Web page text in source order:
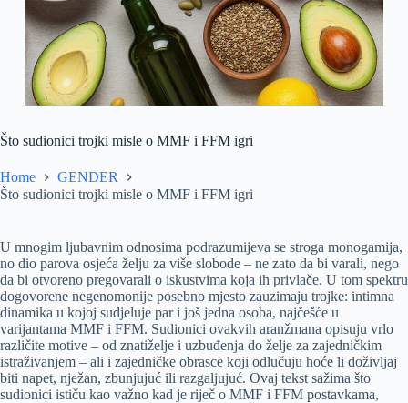
Što sudionici trojki misle o MMF i FFM igri
Home
GENDER
Što sudionici trojki misle o MMF i FFM igri
U mnogim ljubavnim odnosima podrazumijeva se stroga monogamija,
no dio parova osjeća želju za više slobode – ne zato da bi varali, nego
da bi otvoreno pregovarali o iskustvima koja ih privlače. U tom spektru
dogovorene negenomonije posebno mjesto zauzimaju trojke: intimna
dinamika u kojoj sudjeluje par i još jedna osoba, najčešće u
varijantama MMF i FFM. Sudionici ovakvih aranžmana opisuju vrlo
različite motive – od znatiželje i uzbuđenja do želje za zajedničkim
istraživanjem – ali i zajedničke obrasce koji odlučuju hoće li doživljaj
biti napet, nježan, zbunjujuć ili razgaljujuć. Ovaj tekst sažima što
sudionici ističu kao važno kad je riječ o MMF i FFM postavkama,